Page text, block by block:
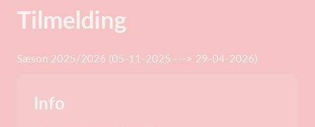
Tilmelding
Sæson 2025/2026 (05-11-2025 ---> 29-04-2026)
Info